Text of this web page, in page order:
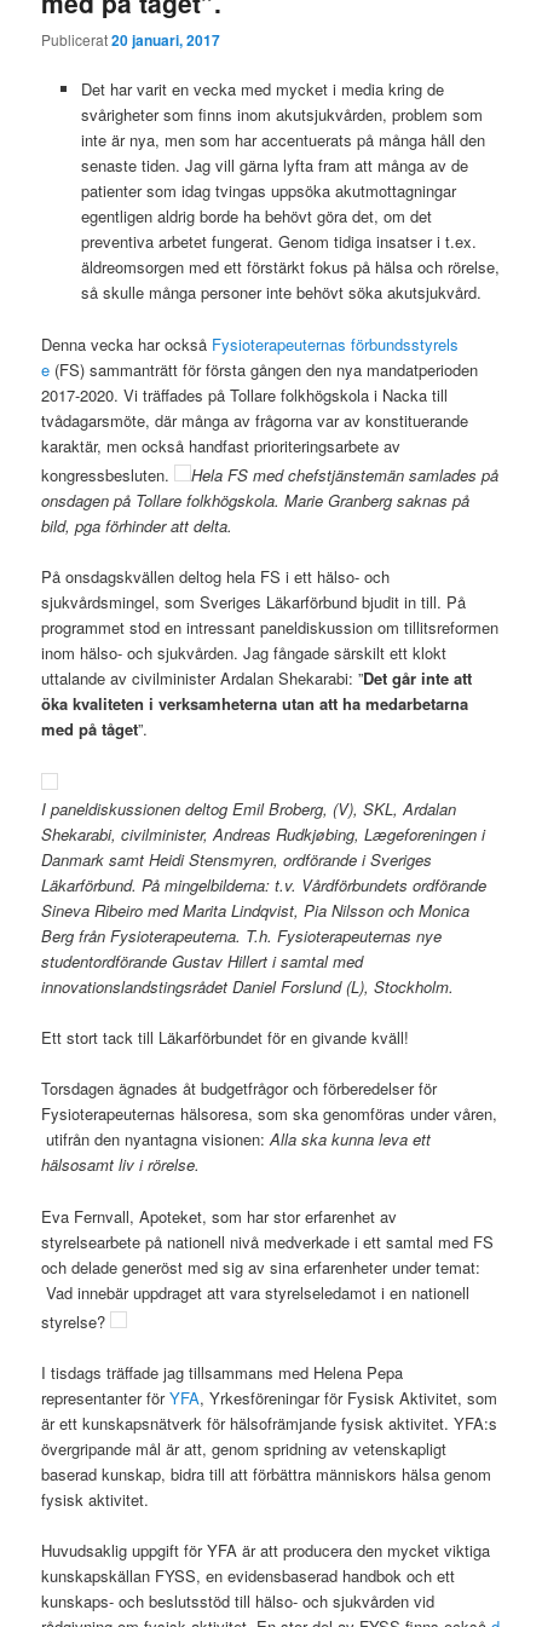
Publicerat20 januari, 2017
Det har varit en vecka med mycket i media kring de
svårigheter som finns inom akutsjukvården, problem som
inte är nya, men som har accentuerats på många håll den
senaste tiden. Jag vill gärna lyfta fram att många av de
patienter som idag tvingas uppsöka akutmottagningar
egentligen aldrig borde ha behövt göra det, om det
preventiva arbetet fungerat. Genom tidiga insatser i t.ex.
äldreomsorgen med ett förstärkt fokus på hälsa och rörelse,
så skulle många personer inte behövt söka akutsjukvård.
Denna vecka har också Fysioterapeuternas förbundsstyrels
e (FS) sammanträtt för första gången den nya mandatperioden
2017-2020. Vi träffades på Tollare folkhögskola i Nacka till
tvådagarsmöte, där många av frågorna var av konstituerande
karaktär, men också handfast prioriteringsarbete av
kongressbesluten.
Hela FS med chefstjänstemän samlades på
onsdagen på Tollare folkhögskola. Marie Granberg saknas på
bild, pga förhinder att delta.
På onsdagskvällen deltog hela FS i ett hälso- och
sjukvårdsmingel, som Sveriges Läkarförbund bjudit in till. På
programmet stod en intressant paneldiskussion om tillitsreformen
inom hälso- och sjukvården. Jag fångade särskilt ett klokt
uttalande av civilminister Ardalan Shekarabi: ”Det går inte att
öka kvaliteten i verksamheterna utan att ha medarbetarna
med på tåget”.
I paneldiskussionen deltog Emil Broberg, (V), SKL, Ardalan
Shekarabi, civilminister, Andreas Rudkjøbing, Lægeforeningen i
Danmark samt Heidi Stensmyren, ordförande i Sveriges
Läkarförbund. På mingelbilderna: t.v. Vårdförbundets ordförande
Sineva Ribeiro med Marita Lindqvist, Pia Nilsson och Monica
Berg från Fysioterapeuterna. T.h. Fysioterapeuternas nye
studentordförande Gustav Hillert i samtal med
innovationslandstingsrådet Daniel Forslund (L), Stockholm.
Ett stort tack till Läkarförbundet för en givande kväll!
Torsdagen ägnades åt budgetfrågor och förberedelser för
Fysioterapeuternas hälsoresa, som ska genomföras under våren,
utifrån den nyantagna visionen:Alla ska kunna leva ett
hälsosamt liv i rörelse.
Eva Fernvall, Apoteket, som har stor erfarenhet av
styrelsearbete på nationell nivå medverkade i ett samtal med FS
och delade generöst med sig av sina erfarenheter under temat:
Vad innebär uppdraget att vara styrelseledamot i en nationell
styrelse?
​​I tisdags träffade jag tillsammans med Helena Pepa
representanter förYFA, Yrkesföreningar för Fysisk Aktivitet, som
är ett kunskapsnätverk för hälsofrämjande fysisk aktivitet. YFA:s
övergripande mål är att, genom spridning av vetenskapligt
baserad kunskap, bidra till att förbättra människors hälsa genom
fysisk aktivitet.
Huvudsaklig uppgift för YFA är att producera den mycket viktiga
kunskapskällan FYSS, en evidensbaserad handbok och ett
kunskaps- och beslutsstöd till hälso- och sjukvården vid